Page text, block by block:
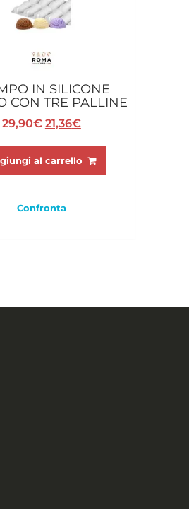
IN SILICONE
CON TRE PALLINE
29,90€ Il
21,36€Il
è:
al carrello
Confronta